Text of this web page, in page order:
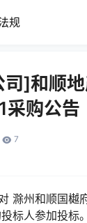
规
]和顺
采购公告
7
滁州和顺国
标人参加投标